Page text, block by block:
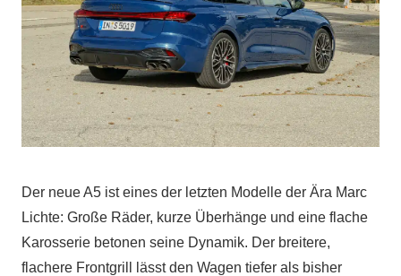
Der neue A5 ist eines der letzten Modelle der Ära Marc
Lichte: Große Räder, kurze Überhänge und eine flache
Karosserie betonen seine Dynamik. Der breitere,
flachere Frontgrill lässt den Wagen tiefer als bisher